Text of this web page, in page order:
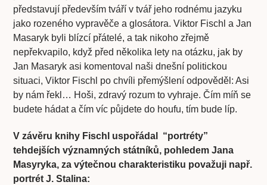
představují především tváří v tvář jeho rodnému jazyku
jako rozeného vypravěče a glosátora. Viktor Fischl a Jan
Masaryk byli blízcí přátelé, a tak nikoho zřejmě
nepřekvapilo, když před několika lety na otázku, jak by
Jan Masaryk asi komentoval naši dnešní politickou
situaci, Viktor Fischl po chvíli přemýšlení odpověděl: Asi
by nám řekl… Hoši, zdravý rozum to vyhraje. Čím míň se
budete hádat a čím víc půjdete do houfu, tím bude líp.
V závěru knihy Fischl uspořádal “portréty”
tehdejších významných státníků, pohledem Jana
Masyryka, za výtečnou charakteristiku považuji např.
portrét J. Stalina: